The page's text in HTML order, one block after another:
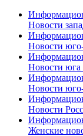
Новости
Новости
Новости юга
Новости
Новости
Женские